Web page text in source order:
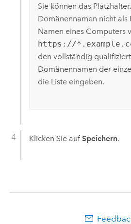
Sie können das
Domänennamen nicht als
Namen eines Computers
https://
den vollständig
Domänennamen der
die Liste eingeben.
Klicken Sie auf Speichern.